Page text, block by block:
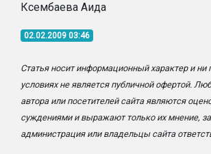
Ксембаева Аида
02.02.2009 03:46
Статья носит информационный характер и ни
условиях не является публичной офертой.
автора или посетителей сайта являются
суждениями и выражают только их мнение,
администрация или владельцы сайта